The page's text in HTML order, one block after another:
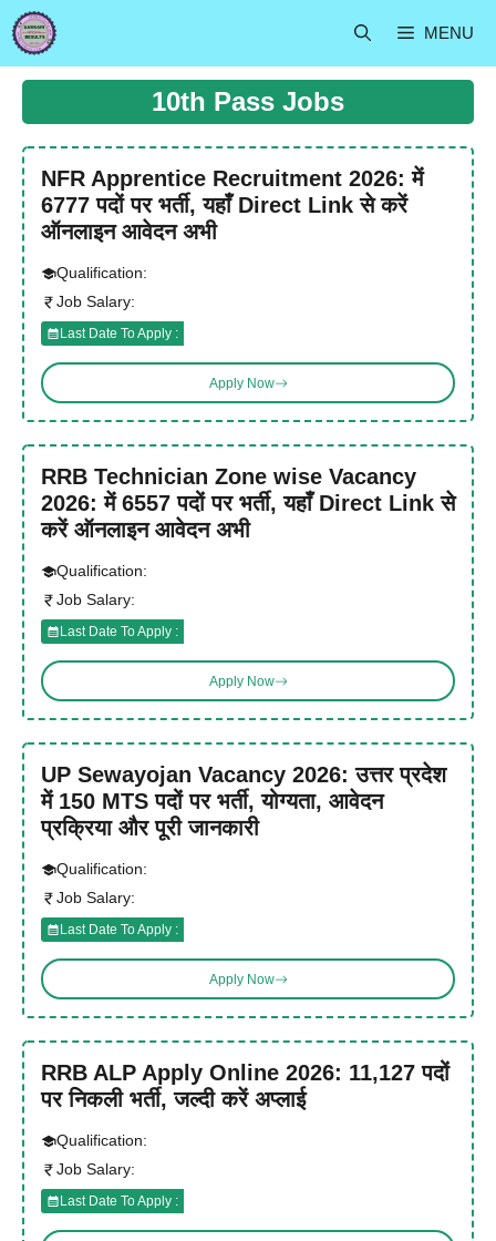
Skip
to
content
MENU
10th Pass Jobs
NFR Apprentice Recruitment 2026: में
6777 पदों पर भर्ती, यहाँ Direct Link से करें
ऑनलाइन आवेदन अभी
Qualification:
Job Salary:
Last Date To Apply :
Apply Now
RRB Technician Zone wise Vacancy
2026: में 6557 पदों पर भर्ती, यहाँ Direct Link से
करें ऑनलाइन आवेदन अभी
Qualification:
Job Salary:
Last Date To Apply :
Apply Now
UP Sewayojan Vacancy 2026: उत्तर प्रदेश
में 150 MTS पदों पर भर्ती, योग्यता, आवेदन
प्रक्रिया और पूरी जानकारी
Qualification:
Job Salary:
Last Date To Apply :
Apply Now
RRB ALP Apply Online 2026: 11,127 पदों
पर निकली भर्ती, जल्दी करें अप्लाई
Qualification:
Job Salary:
Last Date To Apply :